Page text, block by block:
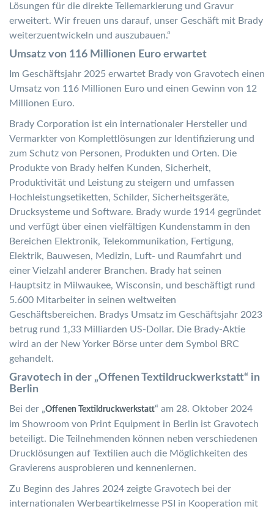
Lösungen für die direkte Teilemarkierung und Gravur
erweitert. Wir freuen uns darauf, unser Geschäft mit Brady
weiterzuentwickeln und auszubauen.“
Umsatz von 116 Millionen Euro erwartet
Im Geschäftsjahr 2025 erwartet Brady von Gravotech einen
Umsatz von 116 Millionen Euro und einen Gewinn von 12
Millionen Euro.
Brady Corporation ist ein internationaler Hersteller und
Vermarkter von Komplettlösungen zur Identifizierung und
zum Schutz von Personen, Produkten und Orten. Die
Produkte von Brady helfen Kunden, Sicherheit,
Produktivität und Leistung zu steigern und umfassen
Hochleistungsetiketten, Schilder, Sicherheitsgeräte,
Drucksysteme und Software. Brady wurde 1914 gegründet
und verfügt über einen vielfältigen Kundenstamm in den
Bereichen Elektronik, Telekommunikation, Fertigung,
Elektrik, Bauwesen, Medizin, Luft- und Raumfahrt und
einer Vielzahl anderer Branchen. Brady hat seinen
Hauptsitz in Milwaukee, Wisconsin, und beschäftigt rund
5.600 Mitarbeiter in seinen weltweiten
Geschäftsbereichen. Bradys Umsatz im Geschäftsjahr 2023
betrug rund 1,33 Milliarden US-Dollar. Die Brady-Aktie
wird an der New Yorker Börse unter dem Symbol BRC
gehandelt.
Gravotech in der „Offenen Textildruckwerkstatt“ in
Berlin
Bei der „Offenen Textildruckwerkstatt“ am 28. Oktober 2024
im Showroom von Print Equipment in Berlin ist Gravotech
beteiligt. Die Teilnehmenden können neben verschiedenen
Drucklösungen auf Textilien auch die Möglichkeiten des
Gravierens ausprobieren und kennenlernen.
Zu Beginn des Jahres 2024 zeigte Gravotech bei der
internationalen Werbeartikelmesse PSI in Kooperation mit